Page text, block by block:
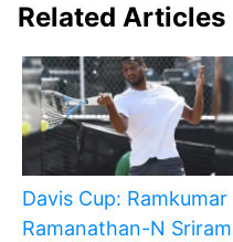
Related Articles
Davis Cup: Ramkumar
Ramanathan-N Sriram